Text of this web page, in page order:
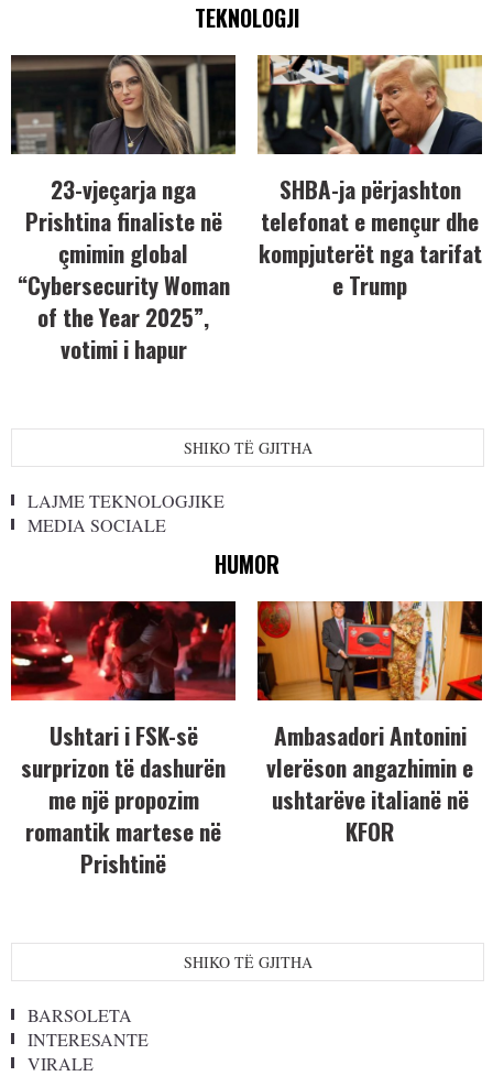
TEKNOLOGJI
23-vjeçarja nga
Prishtina finaliste në
çmimin global
“Cybersecurity Woman
of the Year 2025”,
votimi i hapur
SHBA-ja përjashton
telefonat e mençur dhe
kompjuterët nga tarifat
e Trump
SHIKO TË GJITHA
LAJME TEKNOLOGJIKE
MEDIA SOCIALE
HUMOR
Ushtari i FSK-së
surprizon të dashurën
me një propozim
romantik martese në
Prishtinë
Ambasadori Antonini
vlerëson angazhimin e
ushtarëve italianë në
KFOR
SHIKO TË GJITHA
BARSOLETA
INTERESANTE
VIRALE